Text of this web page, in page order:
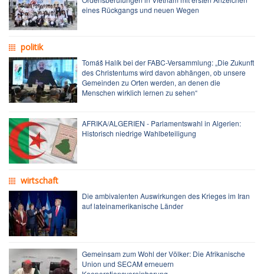
eines Rückgangs und neuen Wegen
politik
Tomáš Halík bei der FABC-Versammlung: „Die Zukunft
des Christentums wird davon abhängen, ob unsere
Gemeinden zu Orten werden, an denen die
Menschen wirklich lernen zu sehen“
AFRIKA/ALGERIEN - Parlamentswahl in Algerien:
Historisch niedrige Wahlbeteiligung
wirtschaft
Die ambivalenten Auswirkungen des Krieges im Iran
auf lateinamerikanische Länder
Gemeinsam zum Wohl der Völker: Die Afrikanische
Union und SECAM erneuern